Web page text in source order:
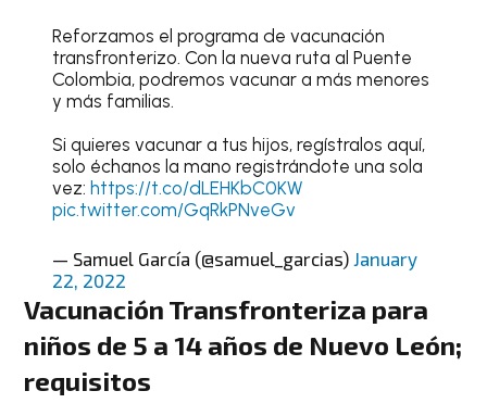
Reforzamos el programa de vacunación
transfronterizo. Con la nueva ruta al Puente
Colombia, podremos vacunar a más menores
y más familias.
Si quieres vacunar a tus hijos, regístralos aquí,
solo échanos la mano registrándote una sola
vez: https://t.co/dLEHKbC0KW
pic.twitter.com/GqRkPNveGv
— Samuel García (@samuel_garcias) January
22, 2022
Vacunación Transfronteriza para
niños de 5 a 14 años de Nuevo León;
requisitos